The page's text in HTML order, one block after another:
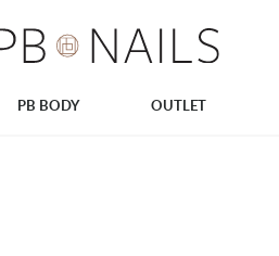
PB BODY OUTLET